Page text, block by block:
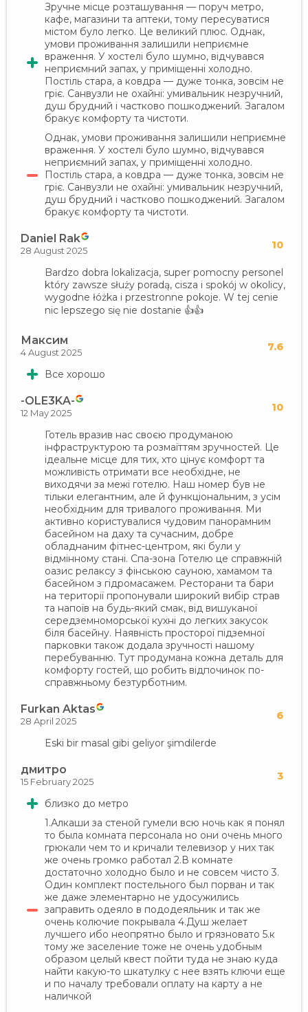
Зручне місце розташування — поруч метро,
кафе, магазини та аптеки, тому пересуватися
містом було легко. Це великий плюс. Однак,
умови проживання залишили неприємне
враження. У хостелі було шумно, відчувався
неприємний запах, у приміщенні холодно.
Постіль стара, а ковдра — дуже тонка, зовсім не
гріє. Санвузли не охайні: умивальник незручний,
душ брудний і частково пошкоджений. Загалом
бракує комфорту та чистоти.
Однак, умови проживання залишили неприємне
враження. У хостелі було шумно, відчувався
неприємний запах, у приміщенні холодно.
Постіль стара, а ковдра — дуже тонка, зовсім не
гріє. Санвузли не охайні: умивальник незручний,
душ брудний і частково пошкоджений. Загалом
бракує комфорту та чистоти.
Daniel Rak 10
28 August 2025
Bardzo dobra lokalizacja, super pomocny personel
który zawsze służy poradą, cisza i spokój w okolicy,
wygodne łóżka i przestronne pokoje. W tej cenie
nic lepszego się nie dostanie 👍👍
Максим 7.6
4 August 2025
Все хорошо
-OLE3KA- 10
12 May 2025
Готель вразив нас своєю продуманою
інфраструктурою та розмаїттям зручностей. Це
ідеальне місце для тих, хто цінує комфорт та
можливість отримати все необхідне, не
виходячи за межі готелю. Наш номер був не
тільки елегантним, але й функціональним, з усім
необхідним для тривалого проживання. Ми
активно користувалися чудовим панорамним
басейном на даху та сучасним, добре
обладнаним фітнес-центром, які були у
відмінному стані. Спа-зона Готелю це справжній
оазис релаксу з фінською сауною, хамамом та
басейном з гідромасажем. Ресторани та бари
на території пропонували широкий вибір страв
та напоїв на будь-який смак, від вишуканої
середземноморської кухні до легких закусок
біля басейну. Наявність просторої підземної
парковки також додала зручності нашому
перебуванню. Тут продумана кожна деталь для
комфорту гостей, що робить відпочинок по-
справжньому безтурботним.
Furkan Aktas 6
28 April 2025
Eski bir masal gibi geliyor şimdilerde
дмитро 3
15 February 2025
близко до метро
1.Алкаши за стеной гумели всю ночь как я понял
то была комната персонала но они очень много
грюкали чем то и кричали телевизор у них так
же очень громко работал 2.В комнате
достаточно холодно было и не совсем чисто 3.
Один комплект постельного был порван и так
же даже элементарно не удосужились
заправить одеяло в пододеяльник и так же
очень колючие покрывала 4.Душ желает
лучшего ибо неопрятно было и грязновато 5.к
тому же заселение тоже не очень удобным
образом целый квест пойти туда не знаю куда
найти какую-то шкатулку с нее взять ключи еще
и по началу требовали оплату на карту а не
наличкой